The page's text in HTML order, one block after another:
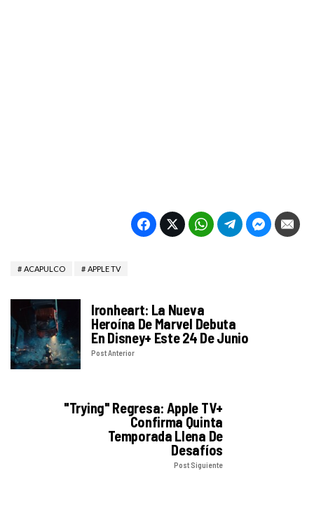
ACAPULCO APPLE TV
Ironheart: La Nueva
Heroína De Marvel Debuta
En Disney+ Este 24 De Junio
Post Anterior
"Trying" Regresa: Apple TV+
Confirma Quinta
Temporada Llena De
Desafíos
Post Siguiente